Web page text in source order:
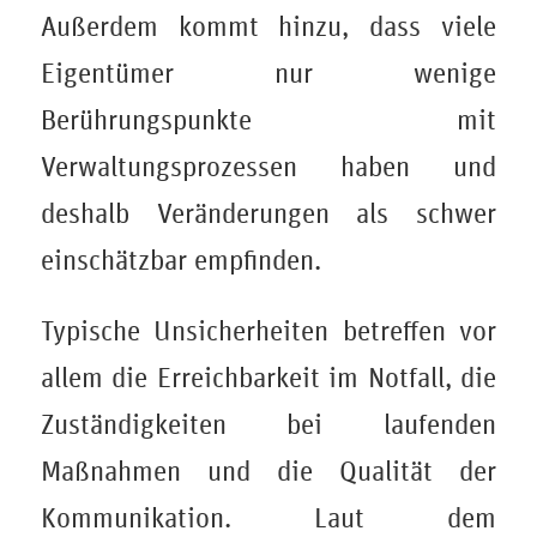
Außerdem kommt hinzu, dass viele
Eigentümer nur wenige
Berührungspunkte mit
Verwaltungsprozessen haben und
deshalb Veränderungen als schwer
einschätzbar empfinden.
Typische Unsicherheiten betreffen vor
allem die Erreichbarkeit im Notfall, die
Zuständigkeiten bei laufenden
Maßnahmen und die Qualität der
Kommunikation. Laut dem